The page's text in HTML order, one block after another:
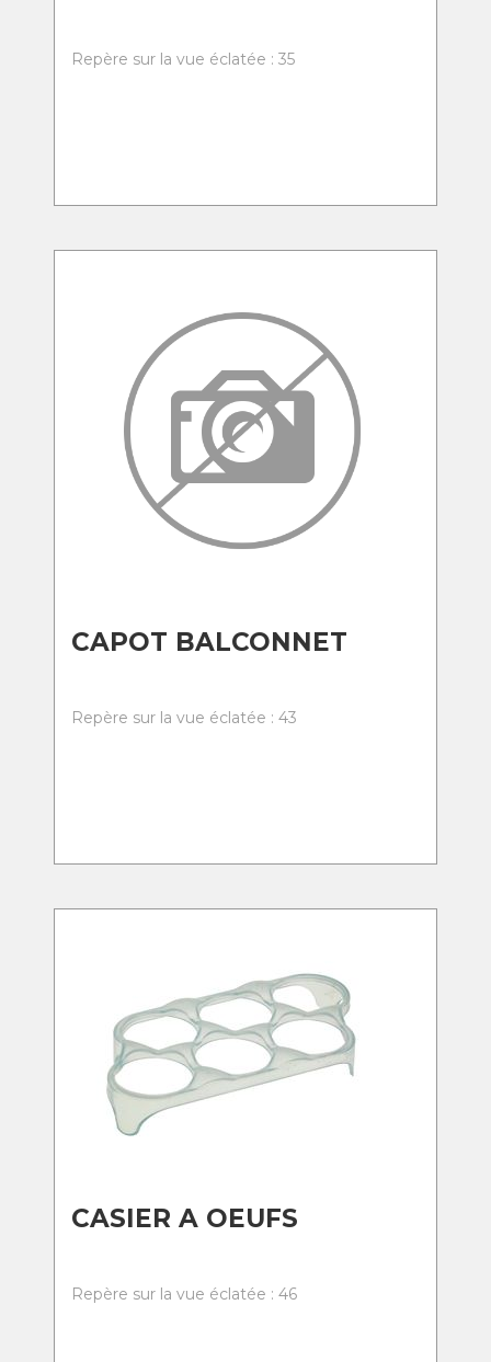
Repère sur la vue éclatée : 35
CAPOT BALCONNET
Repère sur la vue éclatée : 43
CASIER A OEUFS
Repère sur la vue éclatée : 46